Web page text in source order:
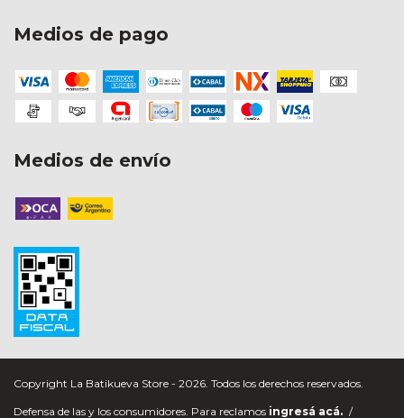
Medios de pago
Medios de envío
Copyright La Batikueva Store - 2026. Todos los derechos reservados.
Defensa de las y los consumidores. Para reclamos ingresá acá. /